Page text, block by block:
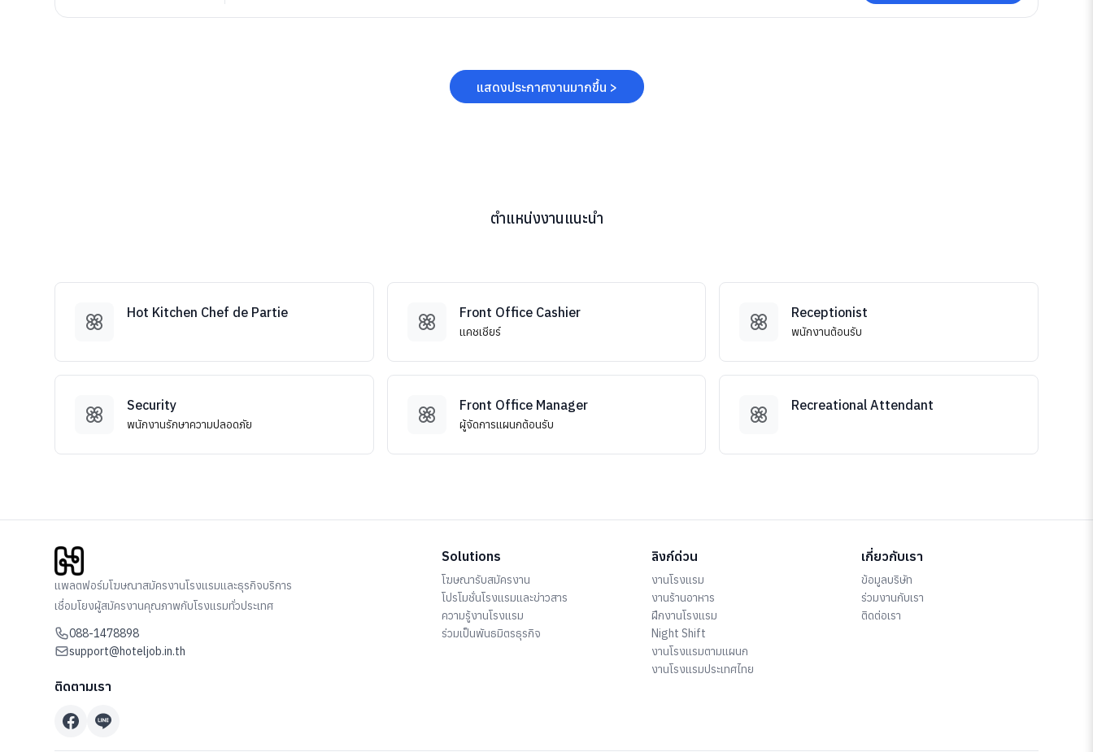
แสดงประกาศงานมากขึ้น >
ตำแหน่งงานแนะนำ
Hot Kitchen Chef de Partie Front Office Cashier
แคชเชียร์
Receptionist
พนักงานต้อนรับ
Security
พนักงานรักษาความปลอดภัย
Front Office Manager
ผู้จัดการแผนกต้อนรับ
Recreational Attendant
แพลตฟอร์มโฆษณาสมัครงานโรงแรมและธุรกิจบริการ
เชื่อมโยงผู้สมัครงานคุณภาพกับโรงแรมทั่วประเทศ
088-1478898
support@hoteljob.in.th
ติดตามเรา
Solutions
โฆษณารับสมัครงาน
โปรโมชั่นโรงแรมและข่าวสาร
ความรู้งานโรงแรม
ร่วมเป็นพันธมิตรธุรกิจ
ลิงก์ด่วน
งานโรงแรม
งานร้านอาหาร
ฝึกงานโรงแรม
Night Shift
งานโรงแรมตามแผนก
งานโรงแรมประเทศไทย
เกี่ยวกับเรา
ข้อมูลบริษัท
ร่วมงานกับเรา
ติดต่อเรา